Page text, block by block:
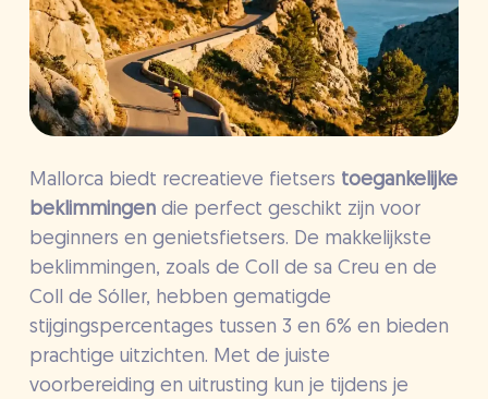
Mallorca biedt recreatieve fietsers toegankelijke
beklimmingendie perfect geschikt zijn voor
beginners en genietsfietsers. De makkelijkste
beklimmingen, zoals de Coll de sa Creu en de
Coll de Sóller, hebben gematigde
stijgingspercentages tussen 3 en 6% en bieden
prachtige uitzichten. Met de juiste
voorbereiding en uitrusting kun je tijdens je